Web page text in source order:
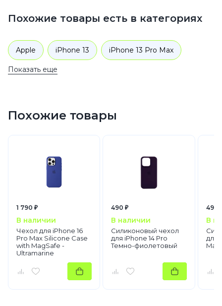
Похожие товары есть в категориях
Apple iPhone 13 iPhone 13 Pro Max
Аксессуары
Показать еще
Похожие товары
1 790 ₽
В наличии
Чехол для iPhone 16
Pro Max Silicone Case
with MagSafe -
Ultramarine
490 ₽
В наличии
Силиконовый чехол
для iPhone 14 Pro
Темно-фиолетовый
490
В
для